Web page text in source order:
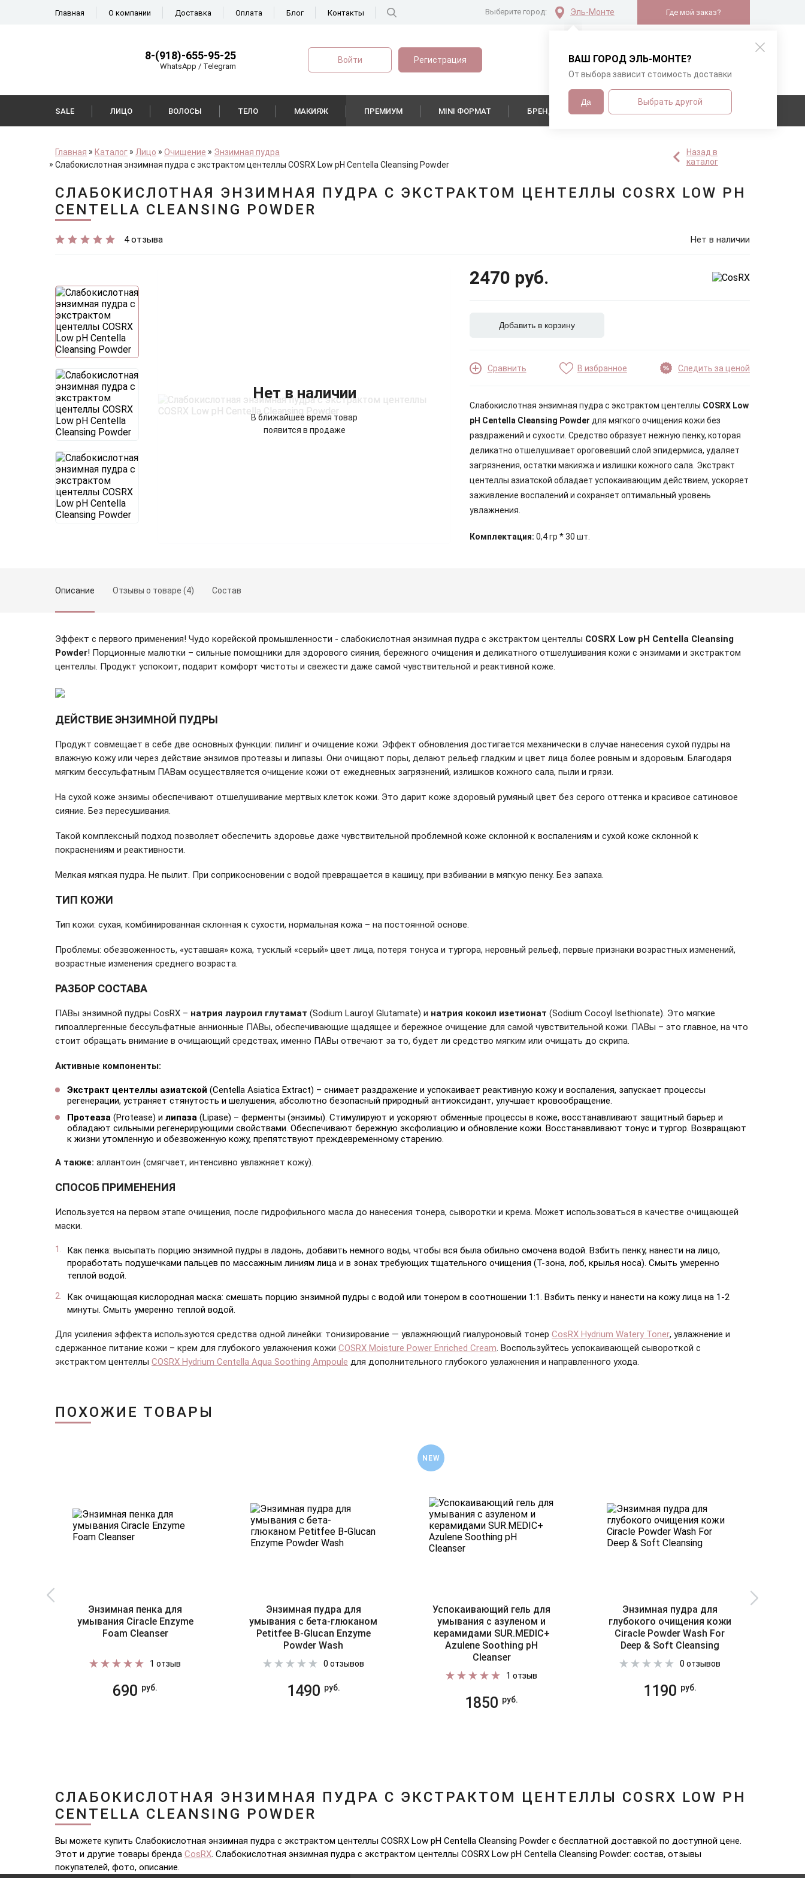
Главная О компании Доставка Оплата Блог Контакты Выберите город: Эль-Монте Где мой заказ?
8-(918)-655-95-25
WhatsApp / Telegram
Войти Регистрация
В вашей корзине
нет товаров
SALE ЛИЦО ВОЛОСЫ ТЕЛО МАКИЯЖ ПРЕМИУМ MINI ФОРМАТ БРЕНДЫ
ВАШ ГОРОД ЭЛЬ-МОНТЕ?
От выбора зависит стоимость доставки
Да Выбрать другой
Главная Каталог Лицо Очищение
Энзимная пудра
Слабокислотная энзимная пудра с экстрактом центеллы COSRX Low pH Centella Cleansing Powder
Назад в
каталог
СЛАБОКИСЛОТНАЯ ЭНЗИМНАЯ ПУДРА С ЭКСТРАКТОМ ЦЕНТЕЛЛЫ COSRX LOW PH
CENTELLA CLEANSING POWDER
4 отзыва Нет в наличии
Нет в наличии
В ближайшее время товар
появится в продаже
2470 руб.
Добавить в корзину
Сравнить В избранное Следить за ценой
Слабокислотная энзимная пудра с экстрактом центеллы COSRX Low
pH Centella Cleansing Powder для мягкого очищения кожи без
раздражений и сухости. Средство образует нежную пенку, которая
деликатно отшелушивает ороговевший слой эпидермиса, удаляет
загрязнения, остатки макияжа и излишки кожного сала. Экстракт
центеллы азиатской обладает успокаивающим действием, ускоряет
заживление воспалений и сохраняет оптимальный уровень
увлажнения.
Комплектация: 0,4 гр * 30 шт.
Описание Отзывы о товаре (4) Состав
Эффект с первого применения! Чудо корейской промышленности - слабокислотная энзимная пудра с экстрактом центеллы COSRX Low pH Centella Cleansing
Powder! Порционные малютки – сильные помощники для здорового сияния, бережного очищения и деликатного отшелушивания кожи с энзимами и экстрактом
центеллы. Продукт успокоит, подарит комфорт чистоты и свежести даже самой чувствительной и реактивной коже.
ДЕЙСТВИЕ ЭНЗИМНОЙ ПУДРЫ
Продукт совмещает в себе две основных функции: пилинг и очищение кожи. Эффект обновления достигается механически в случае нанесения сухой пудры на
влажную кожу или через действие энзимов протеазы и липазы. Они очищают поры, делают рельеф гладким и цвет лица более ровным и здоровым. Благодаря
мягким бессульфатным ПАВам осуществляется очищение кожи от ежедневных загрязнений, излишков кожного сала, пыли и грязи.
На сухой коже энзимы обеспечивают отшелушивание мертвых клеток кожи. Это дарит коже здоровый румяный цвет без серого оттенка и красивое сатиновое
сияние. Без пересушивания.
Такой комплексный подход позволяет обеспечить здоровье даже чувствительной проблемной коже склонной к воспалениям и сухой коже склонной к
покраснениям и реактивности.
Мелкая мягкая пудра. Не пылит. При соприкосновении с водой превращается в кашицу, при взбивании в мягкую пенку. Без запаха.
ТИП КОЖИ
Тип кожи: сухая, комбинированная склонная к сухости, нормальная кожа – на постоянной основе.
Проблемы: обезвоженность, «уставшая» кожа, тусклый «серый» цвет лица, потеря тонуса и тургора, неровный рельеф, первые признаки возрастных изменений,
возрастные изменения среднего возраста.
РАЗБОР СОСТАВА
ПАВы энзимной пудры CosRX – натрия лауроил глутамат (Sodium Lauroyl Glutamate) и натрия кокоил изетионат (Sodium Cocoyl Isethionate). Это мягкие
гипоаллергенные бессульфатные аннионные ПАВы, обеспечивающие щадящее и бережное очищение для самой чувствительной кожи. ПАВы – это главное, на что
стоит обращать внимание в очищающий средствах, именно ПАВы отвечают за то, будет ли средство мягким или очищать до скрипа.
Активные компоненты:
Экстракт центеллы азиатской (Centella Asiatica Extract) – снимает раздражение и успокаивает реактивную кожу и воспаления, запускает процессы
регенерации, устраняет стянутость и шелушения, абсолютно безопасный природный антиоксидант, улучшает кровообращение.
Протеаза (Protease) и липаза (Lipase) – ферменты (энзимы). Стимулируют и ускоряют обменные процессы в коже, восстанавливают защитный барьер и
обладают сильными регенерирующими свойствами. Обеспечивают бережную эксфолиацию и обновление кожи. Восстанавливают тонус и тургор. Возвращают
к жизни утомленную и обезвоженную кожу, препятствуют преждевременному старению.
А также: аллантоин (смягчает, интенсивно увлажняет кожу).
СПОСОБ ПРИМЕНЕНИЯ
Используется на первом этапе очищения, после гидрофильного масла до нанесения тонера, сыворотки и крема. Может использоваться в качестве очищающей
маски.
Как пенка: высыпать порцию энзимной пудры в ладонь, добавить немного воды, чтобы вся была обильно смочена водой. Взбить пенку, нанести на лицо,
проработать подушечками пальцев по массажным линиям лица и в зонах требующих тщательного очищения (Т-зона, лоб, крылья носа). Смыть умеренно
теплой водой.
Как очищающая кислородная маска: смешать порцию энзимной пудры с водой или тонером в соотношении 1:1. Взбить пенку и нанести на кожу лица на 1-2
минуты. Смыть умеренно теплой водой.
Для усиления эффекта используются средства одной линейки: тонизирование — увлажняющий гиалуроновый тонер CosRX Hydrium Watery Toner, увлажнение и
сдержанное питание кожи – крем для глубокого увлажнения кожи COSRX Moisture Power Enriched Cream. Воспользуйтесь успокаивающей сывороткой с
экстрактом центеллы COSRX Hydrium Centella Aqua Soothing Ampoule для дополнительного глубокого увлажнения и направленного ухода.
ПОХОЖИЕ ТОВАРЫ
Энзимная пенка для
умывания Ciracle Enzyme
Foam Cleanser
1 отзыв
690 руб.
Энзимная пудра для
умывания с бета-глюканом
Petitfee B-Glucan Enzyme
Powder Wash
0 отзывов
1490 руб.
NEW
Успокаивающий гель для
умывания с азуленом и
керамидами SUR.MEDIC+
Azulene Soothing pH
Cleanser
1 отзыв
1850 руб.
Энзимная пудра для
глубокого очищения кожи
Ciracle Powder Wash For
Deep & Soft Cleansing
0 отзывов
1190 руб.
СЛАБОКИСЛОТНАЯ ЭНЗИМНАЯ ПУДРА С ЭКСТРАКТОМ ЦЕНТЕЛЛЫ COSRX LOW PH
CENTELLA CLEANSING POWDER
Вы можете купить Слабокислотная энзимная пудра с экстрактом центеллы COSRX Low pH Centella Cleansing Powder с бесплатной доставкой по доступной цене.
Этот и другие товары бренда CosRX. Слабокислотная энзимная пудра с экстрактом центеллы COSRX Low pH Centella Cleansing Powder: состав, отзывы
покупателей, фото, описание.